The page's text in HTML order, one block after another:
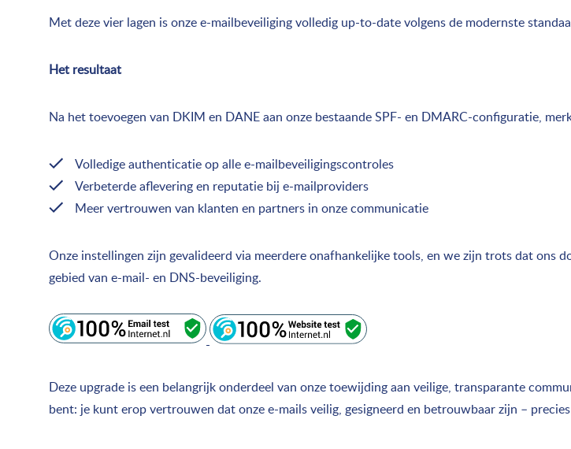
Met deze vier lagen is onze e-mailbeveiliging volledig up-to-date volgens de modernste
Het resultaat
Na het toevoegen van DKIM en DANE aan onze bestaande SPF- en DMARC-configuratie,
Volledige authenticatie op alle e-mailbeveiligingscontroles
Verbeterde aflevering en reputatie bij e-mailproviders
Meer vertrouwen van klanten en partners in onze communicatie
Onze instellingen zijn gevalideerd via meerdere onafhankelijke tools, en we zijn trots dat ons
gebied van e-mail- en DNS-beveiliging.
Deze upgrade is een belangrijk onderdeel van onze toewijding aan veilige, transparante
bent: je kunt erop vertrouwen dat onze e-mails veilig, gesigneerd en betrouwbaar zijn –